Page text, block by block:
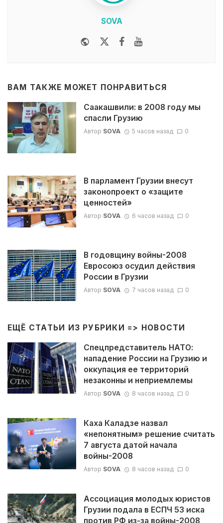
SOVA
WebsiteTwitterFacebook
ВАМ ТАКЖЕ МОЖЕТ ПОНРАВИТЬСЯ
Саакашвили: в 2008 году мы
спасли Грузию
Автор SOVA 5 часов назад 0
В парламент Грузии внесут
законопроект о «защите
ценностей»
Автор SOVA 6 часов назад 0
В годовщину войны-2008
Евросоюз осудил действия
России в Грузии
Автор SOVA 7 часов назад 0
ЕЩЁ СТАТЬИ ИЗ РУБРИКИ => НОВОСТИ
Спецпредставитель НАТО:
нападение России на Грузию и
оккупация ее территорий
незаконны и неприемлемы
Автор SOVA 8 часов назад 0
Каха Каладзе назвал
«непонятным» решение считать
7 августа датой начала
войны-2008
Автор SOVA 8 часов назад 0
Ассоциация молодых юристов
Грузии подала в ЕСПЧ 53 иска
против РФ из-за войны-2008